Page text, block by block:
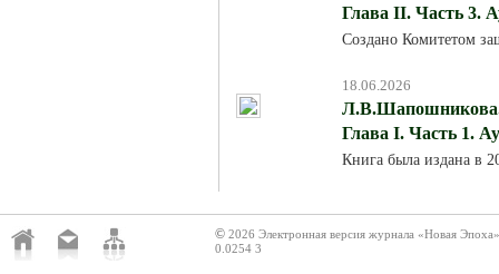
Глава II. Часть 3.
Создано Комитетом
18.06.2026
Л.В.Шапошникова.
Глава I. Часть 1.
Книга была издана в
© 2026 Электронная версия журнала «Новая Эпоха»
0.0254 3